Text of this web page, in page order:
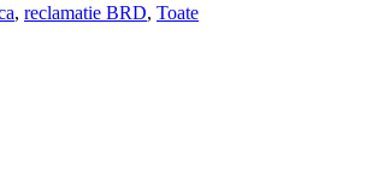
, reclamatie BRD, Toate